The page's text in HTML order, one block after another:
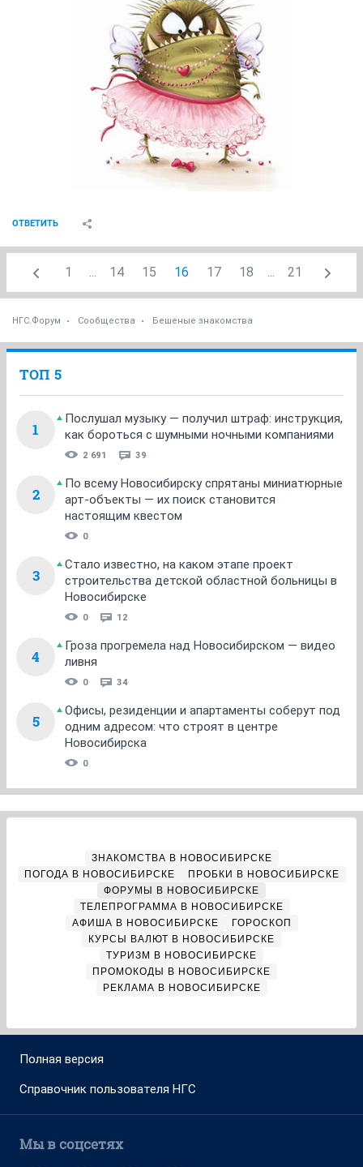
ОТВЕТИТЬ
1 ... 14 15 16 17 18 ... 21
НГС.Форум Сообщества Бешеные знакомства
ТОП 5
1
Послушал музыку — получил штраф: инструкция,
как бороться с шумными ночными компаниями
2 691 39
2
По всему Новосибирску спрятаны миниатюрные
арт-объекты — их поиск становится
настоящим квестом
0
3
Стало известно, на каком этапе проект
строительства детской областной больницы в
Новосибирске
0 12
4
Гроза прогремела над Новосибирском — видео
ливня
0 34
5
Офисы, резиденции и апартаменты соберут под
одним адресом: что строят в центре
Новосибирска
0
ЗНАКОМСТВА В НОВОСИБИРСКЕ
ПОГОДА В НОВОСИБИРСКЕ
ПРОБКИ В НОВОСИБИРСКЕ
ФОРУМЫ В НОВОСИБИРСКЕ
ТЕЛЕПРОГРАММА В НОВОСИБИРСКЕ
АФИША В НОВОСИБИРСКЕ
ГОРОСКОП
КУРСЫ ВАЛЮТ В НОВОСИБИРСКЕ
ТУРИЗМ В НОВОСИБИРСКЕ
ПРОМОКОДЫ В НОВОСИБИРСКЕ
РЕКЛАМА В НОВОСИБИРСКЕ
Полная версия
Справочник пользователя НГС
Мы в соцсетях